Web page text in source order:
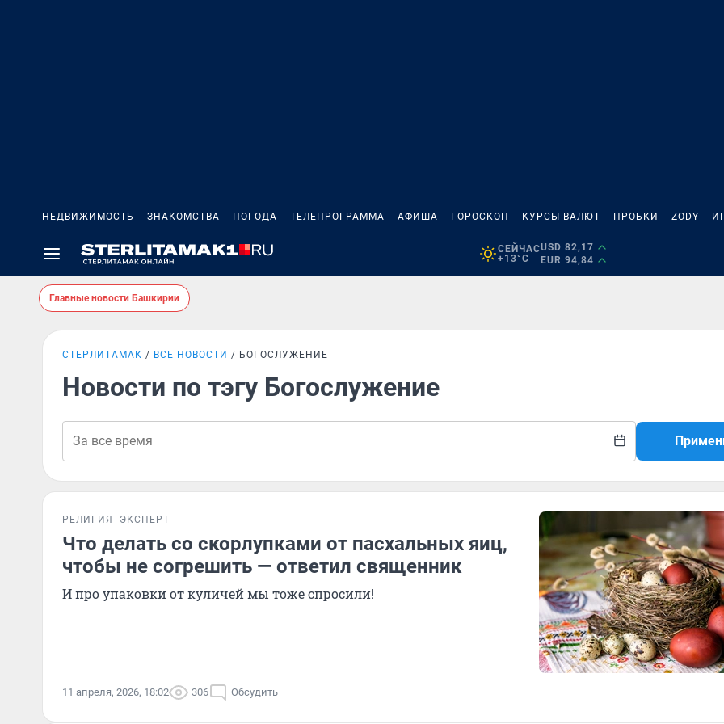
НЕДВИЖИМОСТЬ ЗНАКОМСТВА ПОГОДА ТЕЛЕПРОГРАММА АФИША ГОРОСКОП КУРСЫ ВАЛЮТ ПРОБКИ ZODY
СЕЙЧАС
+13°C
USD 82,17
EUR 94,84
Главные новости Башкирии
СТЕРЛИТАМАК ВСЕ НОВОСТИ БОГОСЛУЖЕНИЕ
Новости по тэгу Богослужение
РЕЛИГИЯ ЭКСПЕРТ
Что делать со скорлупками от пасхальных яиц,
чтобы не согрешить — ответил священник
И про упаковки от куличей мы тоже спросили!
11 апреля, 2026, 18:02 306 Обсудить